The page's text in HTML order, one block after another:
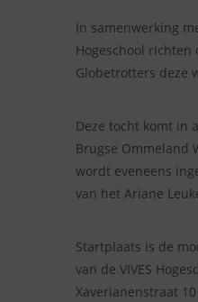
In samenwerking
Hogeschool richten
Globetrotters deze
Deze tocht komt in
Brugse Ommeland
wordt eveneens
van het Ariane
Startplaats is de
van de VIVES
Xaverianenstraat